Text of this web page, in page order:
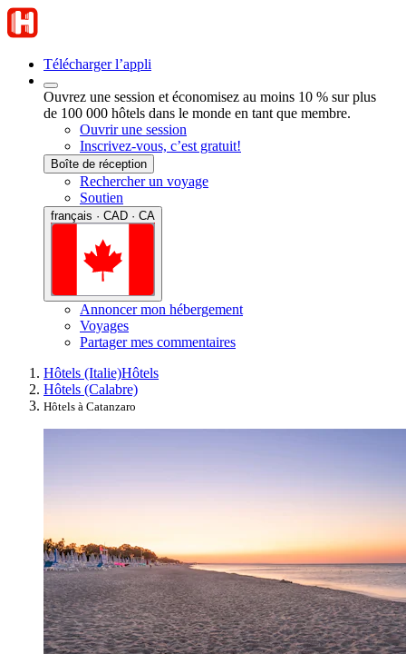
Télécharger l’appli
Ouvrez une session et économisez au moins 10 % sur plus
de 100 000 hôtels dans le monde en tant que membre.
Ouvrir une session
Inscrivez-vous, c’est gratuit!
Boîte de réception
Rechercher un voyage
Soutien
français · CAD · CA
Annoncer mon hébergement
Voyages
Partager mes commentaires
Hôtels (Italie)Hôtels
Hôtels (Calabre)
Hôtels à Catanzaro